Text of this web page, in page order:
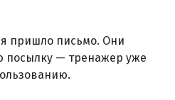
пришло письмо. Они
посылку — тренажер уже